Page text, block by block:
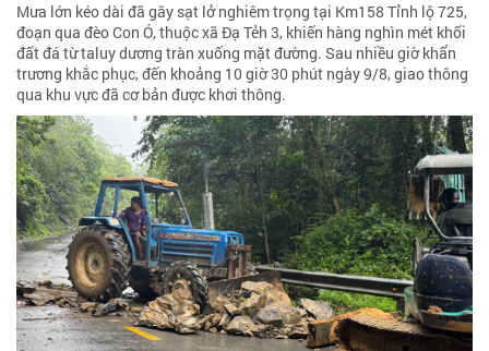
Mưa lớn kéo dài đã gây sạt lở nghiêm trọng tại Km158 Tỉnh lộ 725,
đoạn qua đèo Con Ó, thuộc xã Đạ Tẻh 3, khiến hàng nghìn mét khối
đất đá từ taluy dương tràn xuống mặt đường. Sau nhiều giờ khẩn
trương khắc phục, đến khoảng 10 giờ 30 phút ngày 9/8, giao thông
qua khu vực đã cơ bản được khơi thông.